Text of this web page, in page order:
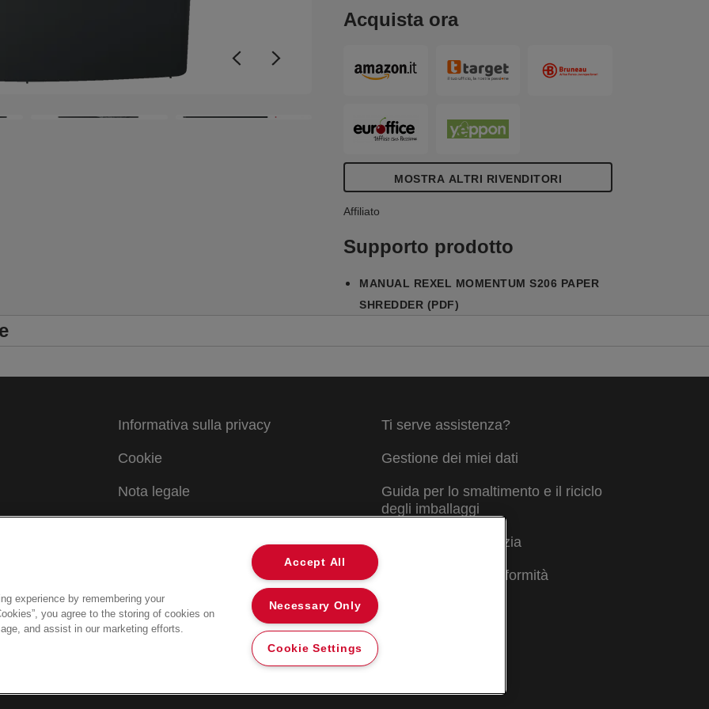
Acquista ora
MOSTRA ALTRI RIVENDITORI
Affiliato
Supporto prodotto
MANUAL REXEL MOMENTUM S206 PAPER
SHREDDER (PDF)
Informativa sulla privacy
Cookie
Nota legale
Ti serve assistenza?
Gestione dei miei dati
Guida per lo smaltimento e il riciclo
degli imballaggi
Condizioni di garanzia
Dichiarazioni di conformità
experience by remembering your
you agree to the storing of cookies on
and assist in our marketing efforts.
Accept All
Necessary Only
Cookie Settings